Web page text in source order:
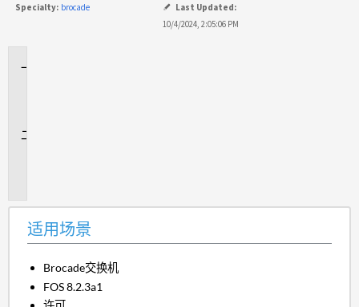
Specialty: brocade
Last Updated:
10/4/2024, 2:05:06 PM
适用场景
Brocade交换机
FOS 8.2.3a1